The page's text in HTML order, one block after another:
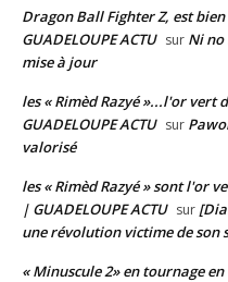
Dragon Ball Fighter Z, est
GUADELOUPE ACTU sur Ni no
mise à jour
les « Rimèd Razyé »...l'or vert
GUADELOUPE ACTU sur
valorisé
les « Rimèd Razyé » sont l'or
| GUADELOUPE ACTU sur
une révolution victime de son
« Minuscule 2» en tournage